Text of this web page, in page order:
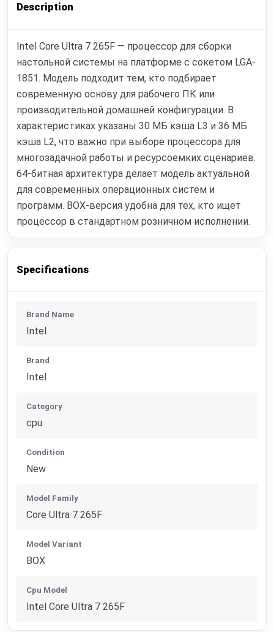
Description
Intel Core Ultra 7 265F — процессор для сборки
настольной системы на платформе с сокетом LGA-
1851. Модель подходит тем, кто подбирает
современную основу для рабочего ПК или
производительной домашней конфигурации. В
характеристиках указаны 30 МБ кэша L3 и 36 МБ
кэша L2, что важно при выборе процессора для
многозадачной работы и ресурсоемких сценариев.
64-битная архитектура делает модель актуальной
для современных операционных систем и
программ. BOX-версия удобна для тех, кто ищет
процессор в стандартном розничном исполнении.
Specifications
Brand Name
Intel
Brand
Intel
Category
cpu
Condition
New
Model Family
Core Ultra 7 265F
Model Variant
BOX
Cpu Model
Intel Core Ultra 7 265F